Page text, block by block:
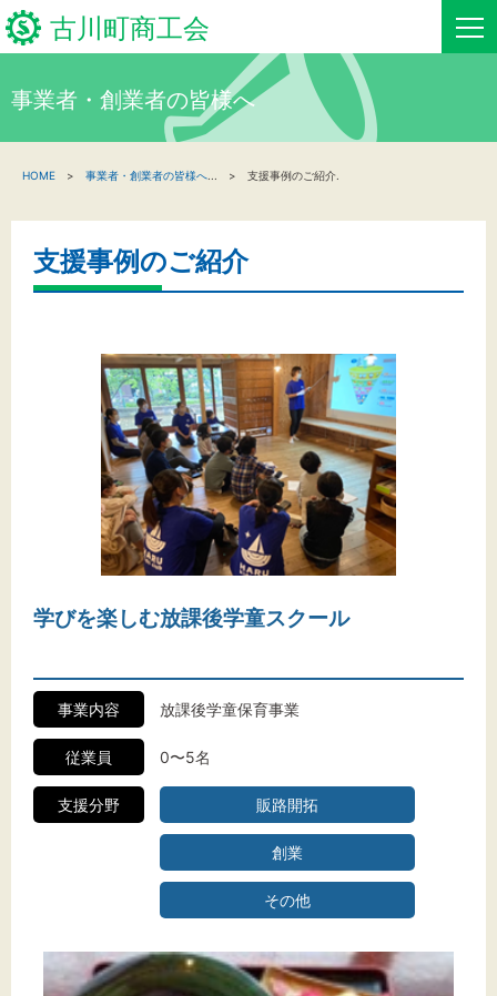
古川町商工会
新着情報
関係機関の方へ
古川町商工会からのお知らせ
お問い合わせ
標準 拡大
事業者・創業者の皆様へ
HOME 事業者・創業者の皆様へ 支援事例のご紹介.
支援事例のご紹介
学びを楽しむ放課後学童スクール
事業内容 放課後学童保育事業
従業員 0〜5名
支援分野 販路開拓
創業
その他